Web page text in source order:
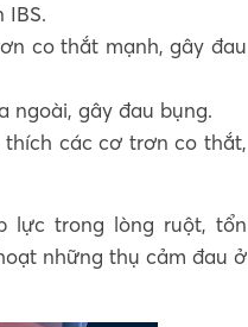
co thắt mạnh, gây đau
ngoài, gây đau bụng.
các cơ trơn co thắt,
lực trong lòng ruột, tổn
những thụ cảm đau ở